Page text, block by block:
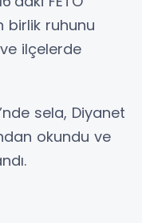
birlik ruhunu
ilçelerde
sela, Diyanet
okundu ve